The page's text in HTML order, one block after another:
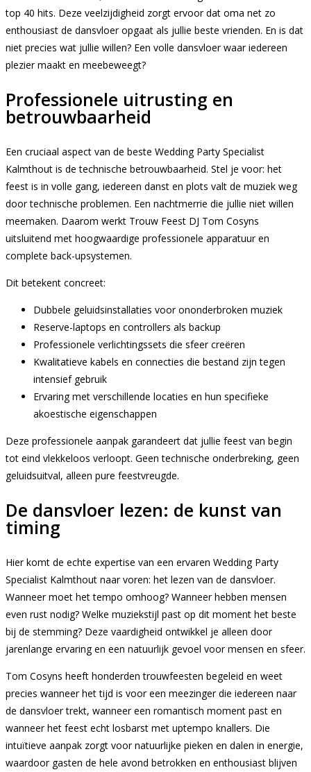
top 40 hits. Deze veelzijdigheid zorgt ervoor dat oma net zo
enthousiast de dansvloer opgaat als jullie beste vrienden. En is dat
niet precies wat jullie willen? Een volle dansvloer waar iedereen
plezier maakt en meebeweegt?
Professionele uitrusting en
betrouwbaarheid
Een cruciaal aspect van de beste Wedding Party Specialist
Kalmthout is de technische betrouwbaarheid. Stel je voor: het
feest is in volle gang, iedereen danst en plots valt de muziek weg
door technische problemen. Een nachtmerrie die jullie niet willen
meemaken. Daarom werkt Trouw Feest DJ Tom Cosyns
uitsluitend met hoogwaardige professionele apparatuur en
complete back-upsystemen.
Dit betekent concreet:
Dubbele geluidsinstallaties voor ononderbroken muziek
Reserve-laptops en controllers als backup
Professionele verlichtingssets die sfeer creëren
Kwalitatieve kabels en connecties die bestand zijn tegen
intensief gebruik
Ervaring met verschillende locaties en hun specifieke
akoestische eigenschappen
Deze professionele aanpak garandeert dat jullie feest van begin
tot eind vlekkeloos verloopt. Geen technische onderbreking, geen
geluidsuitval, alleen pure feestvreugde.
De dansvloer lezen: de kunst van
timing
Hier komt de echte expertise van een ervaren Wedding Party
Specialist Kalmthout naar voren: het lezen van de dansvloer.
Wanneer moet het tempo omhoog? Wanneer hebben mensen
even rust nodig? Welke muziekstijl past op dit moment het beste
bij de stemming? Deze vaardigheid ontwikkel je alleen door
jarenlange ervaring en een natuurlijk gevoel voor mensen en sfeer.
Tom Cosyns heeft honderden trouwfeesten begeleid en weet
precies wanneer het tijd is voor een meezinger die iedereen naar
de dansvloer trekt, wanneer een romantisch moment past en
wanneer het feest echt losbarst met uptempo knallers. Die
intuïtieve aanpak zorgt voor natuurlijke pieken en dalen in energie,
waardoor gasten de hele avond betrokken en enthousiast blijven